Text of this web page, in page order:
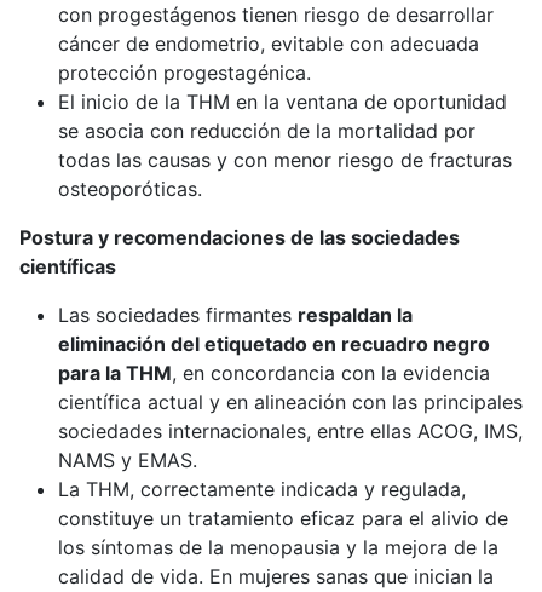
con progestágenos tienen riesgo de desarrollar
cáncer de endometrio, evitable con adecuada
protección progestagénica.
El inicio de la THM en la ventana de oportunidad
se asocia con reducción de la mortalidad por
todas las causas y con menor riesgo de fracturas
osteoporóticas.
Postura y recomendaciones de las sociedades
científicas
Las sociedades firmantes respaldan la
eliminación del etiquetado en recuadro negro
para la THM, en concordancia con la evidencia
científica actual y en alineación con las principales
sociedades internacionales, entre ellas ACOG, IMS,
NAMS y EMAS.
La THM, correctamente indicada y regulada,
constituye un tratamiento eficaz para el alivio de
los síntomas de la menopausia y la mejora de la
calidad de vida. En mujeres sanas que inician la